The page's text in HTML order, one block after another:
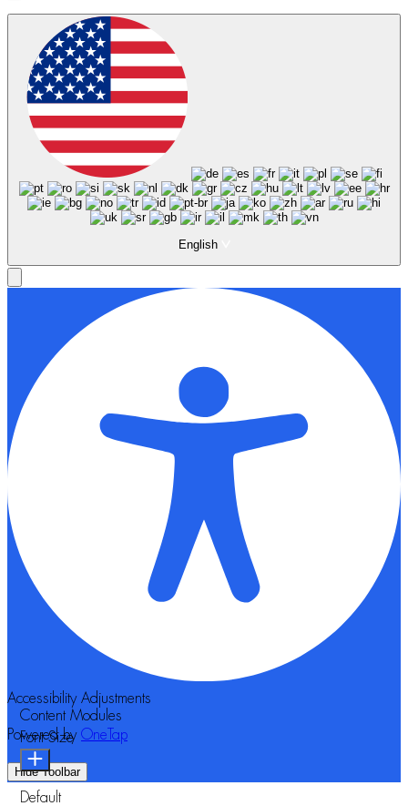
English
Accessibility Adjustments
Powered by OneTap
Hide Toolbar
Content Modules
Font Size
Default